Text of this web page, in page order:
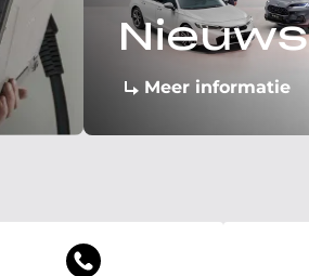
Nieuws
Meer informatie